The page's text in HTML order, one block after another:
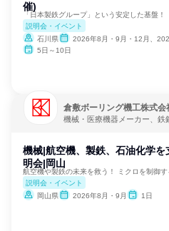
催)
「日本製鉄グループ」という安定した基盤！
説明会・イベント
石川県
2026年8月・9月・12月、
5日～10日
倉敷ボーリング機工株式会
機械・医療機器メーカー、鉄
機械|航空機、製鉄、石油化学を
明会|岡山
航空機や製鉄の未来を救う！ ミクロを制御
説明会・イベント
岡山県
2026年8月・9月 1日